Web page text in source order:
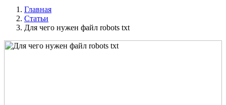
Главная
Статьи
Для чего нужен файл robots txt